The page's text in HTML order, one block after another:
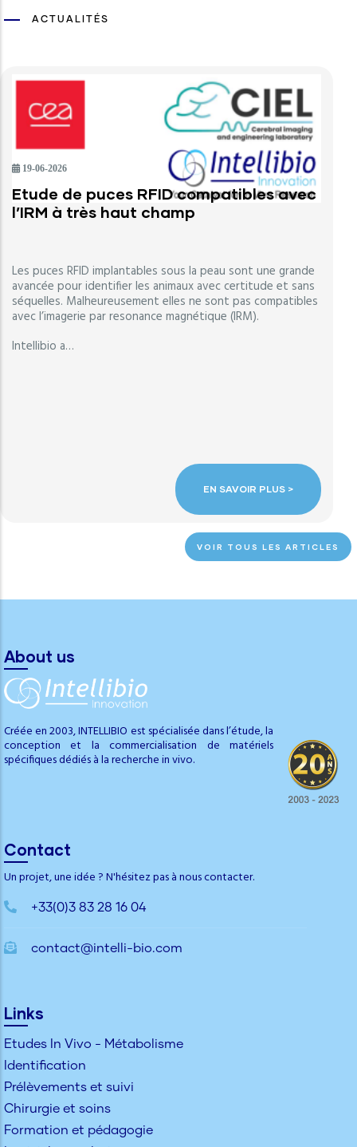
ACTUALITÉS
19-06-2026
Etude de puces RFID compatibles avec
l’IRM à très haut champ
Les puces RFID implantables sous la peau sont une grande
avancée pour identifier les animaux avec certitude et sans
séquelles. Malheureusement elles ne sont pas compatibles
avec l’imagerie par resonance magnétique (IRM).
Intellibio a…
EN SAVOIR PLUS >
VOIR TOUS LES ARTICLES
About us
Créée en 2003, INTELLIBIO est spécialisée dans l’étude, la
conception et la commercialisation de matériels
spécifiques dédiés à la recherche in vivo.
Contact
Un projet, une idée ? N'hésitez pas à nous contacter.
+33(0)3 83 28 16 04
contact@intelli-bio.com
Links
Etudes In Vivo - Métabolisme
Identification
Prélèvements et suivi
Chirurgie et soins
Formation et pédagogie